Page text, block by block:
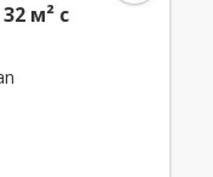
м² с